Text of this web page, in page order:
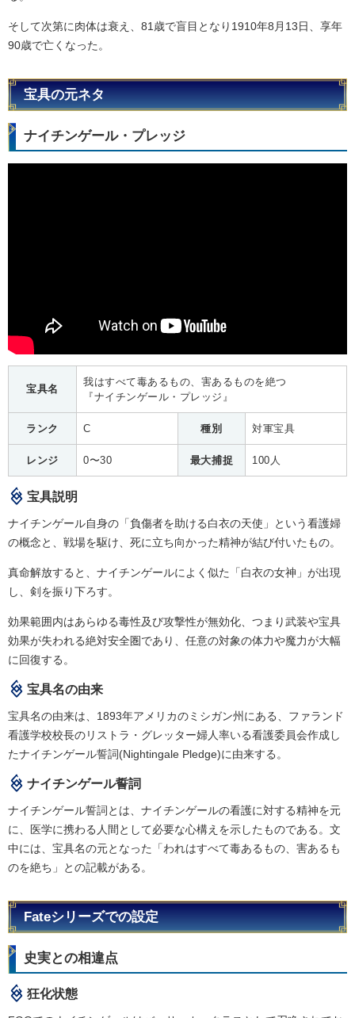
そして次第に肉体は衰え、81歳で盲目となり1910年8月13日、享年
90歳で亡くなった。
宝具の元ネタ
ナイチンゲール・プレッジ
宝具名
我はすべて毒あるもの、害あるものを絶つ
『ナイチンゲール・プレッジ』
ランク C 種別 対軍宝具
レンジ 0〜30 最大捕捉 100人
宝具説明
ナイチンゲール自身の「負傷者を助ける白衣の天使」という看護婦
の概念と、戦場を駆け、死に立ち向かった精神が結び付いたもの。
真命解放すると、ナイチンゲールによく似た「白衣の女神」が出現
し、剣を振り下ろす。
効果範囲内はあらゆる毒性及び攻撃性が無効化、つまり武装や宝具
効果が失われる絶対安全圏であり、任意の対象の体力や魔力が大幅
に回復する。
宝具名の由来
宝具名の由来は、1893年アメリカのミシガン州にある、ファランド
看護学校校長のリストラ・グレッター婦人率いる看護委員会作成し
たナイチンゲール誓詞(Nightingale Pledge)に由来する。
ナイチンゲール誓詞
ナイチンゲール誓詞とは、ナイチンゲールの看護に対する精神を元
に、医学に携わる人間として必要な心構えを示したものである。文
中には、宝具名の元となった「われはすべて毒あるもの、害あるも
のを絶ち」との記載がある。
Fateシリーズでの設定
史実との相違点
狂化状態